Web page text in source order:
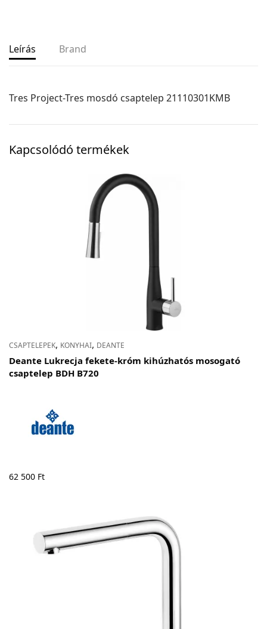
Leírás Brand
Tres Project-Tres mosdó csaptelep 21110301KMB
Kapcsolódó termékek
CSAPTELEPEK, KONYHAI, DEANTE
Deante Lukrecja fekete-króm kihúzhatós mosogató
csaptelep BDH B720
62 500 Ft